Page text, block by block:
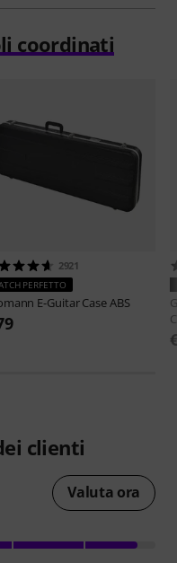
coordinati
2921
PERFETTO
E-Guitar Case ABS
clienti
Valuta ora